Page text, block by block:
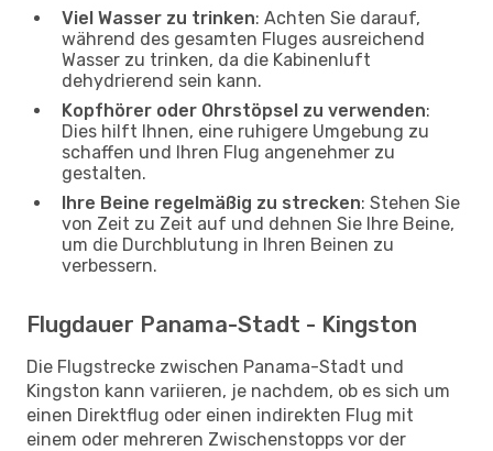
Viel Wasser zu trinken: Achten Sie darauf,
während des gesamten Fluges ausreichend
Wasser zu trinken, da die Kabinenluft
dehydrierend sein kann.
Kopfhörer oder Ohrstöpsel zu verwenden:
Dies hilft Ihnen, eine ruhigere Umgebung zu
schaffen und Ihren Flug angenehmer zu
gestalten.
Ihre Beine regelmäßig zu strecken: Stehen Sie
von Zeit zu Zeit auf und dehnen Sie Ihre Beine,
um die Durchblutung in Ihren Beinen zu
verbessern.
Flugdauer Panama-Stadt - Kingston
Die Flugstrecke zwischen Panama-Stadt und
Kingston kann variieren, je nachdem, ob es sich um
einen Direktflug oder einen indirekten Flug mit
einem oder mehreren Zwischenstopps vor der